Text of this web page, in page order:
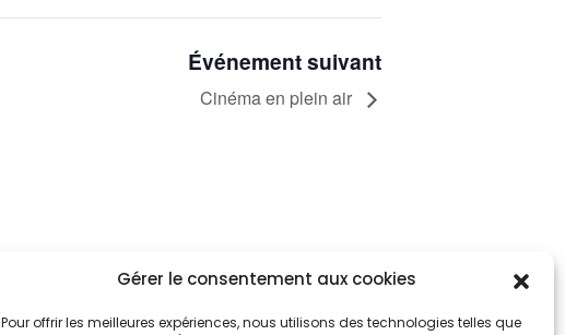
Gérer le consentement aux cookies
Pour offrir les meilleures expériences, nous utilisons des technologies telles que
Événement suivant
Cinéma en plein air
Restez informés
Abonnez-vous aux alertes municipales